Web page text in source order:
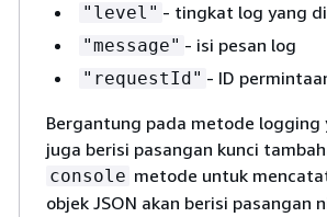
"level" - tingkat log yang
"message" - isi pesan log
"requestId" - ID
Bergantung pada metode logging
juga berisi pasangan kunci
console metode untuk
objek JSON akan berisi pasangan